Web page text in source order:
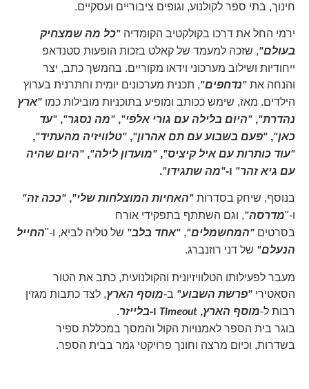
חינוך, בתי ספר לקולנוע, וגופים ציבוריים ועסקיים.
ירמי החל את דרכו בקולקטיב הקומדיה "כל מה שמצחיק
בעולם", שזכה למעמד של קאלט בזכות הופעות סטנדאפ
ייחודיות ושילוב מערכוני וידאו מקוריים. בהמשך כתב, יצר
והנחה את "נדחפים", תכנית מערכונים יומית וחתרנית בערוץ
הילדים. מאז, שימש ככותב ומופיע בתוכניות מובילות כמו "ארץ
נהדרת", "היום בלילה עם גורי אלפי", "מה נסגר", "עד
כאן", "פעם בשבוע עם תם אהרון", "טלוויזיה מהעתיד",
"עוד כותרות עם איל קיציס", "מועדון לילה", "היום שהיה
עם גיא זהר" ו-"מה שתגידו".
בנוסף, שיחק בסדרות "האחיות המוצלחות שלי", "ככה זה"
ו-"מדרסה", וגם השתתף בתפקידי אורח
בסרטים "המחשמלים", "אחד בלב" של טליה לביא, ו-"החייל
הנעלם" של דני רוזנברג.
מעבר לפעילותו הטלוויזיונית והקולנועית, כתב את הטור
הסאטירי "פרשת השבוע" ב-מוסף הארץ, לצד כתבות מגזין
רבות ל-מוסף הארץ,
Timeout ו-בלייזר.
בוגר בית הספר לאמנויות הקול והמסך במכללת ספיר
בשדרות, וכיום מרצה וחונך פרויקטי גמר בבית הספר.